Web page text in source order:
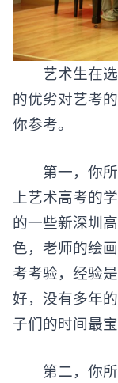
艺术生在选
的优劣对艺考
你参考。
第一，你所
上艺术高考的
的一些新深圳
色，老师的绘
考考验，经验
好，没有多年
子们的时间最
第二，你所